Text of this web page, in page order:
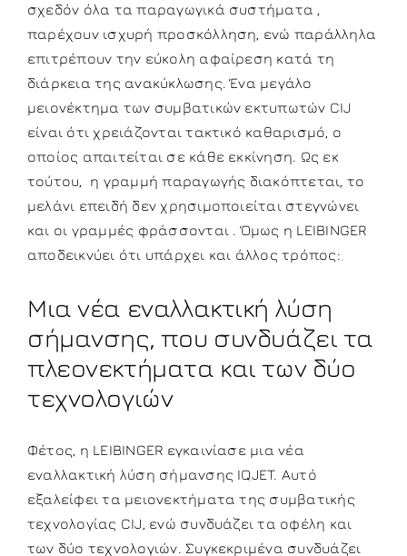
σχεδόν όλα τα παραγωγικά συστήματα ,
παρέχουν ισχυρή προσκόλληση, ενώ παράλληλα
επιτρέπουν την εύκολη αφαίρεση κατά τη
διάρκεια της ανακύκλωσης. Ένα μεγάλο
μειονέκτημα των συμβατικών εκτυπωτών CIJ
είναι ότι χρειάζονται τακτικό καθαρισμό, ο
οποίος απαιτείται σε κάθε εκκίνηση. Ως εκ
τούτου, η γραμμή παραγωγής διακόπτεται, το
μελάνι επειδή δεν χρησιμοποιείται στεγνώνει
και οι γραμμές φράσσονται . Όμως η LEIBINGER
αποδεικνύει ότι υπάρχει και άλλος τρόπος:
Μια νέα εναλλακτική λύση
σήμανσης, που συνδυάζει τα
πλεονεκτήματα και των δύο
τεχνολογιών
Φέτος, η LEIBINGER εγκαινίασε μια νέα
εναλλακτική λύση σήμανσης IQJET. Αυτό
εξαλείφει τα μειονεκτήματα της συμβατικής
τεχνολογίας CIJ, ενώ συνδυάζει τα οφέλη και
των δύο τεχνολογιών. Συγκεκριμένα συνδυάζει